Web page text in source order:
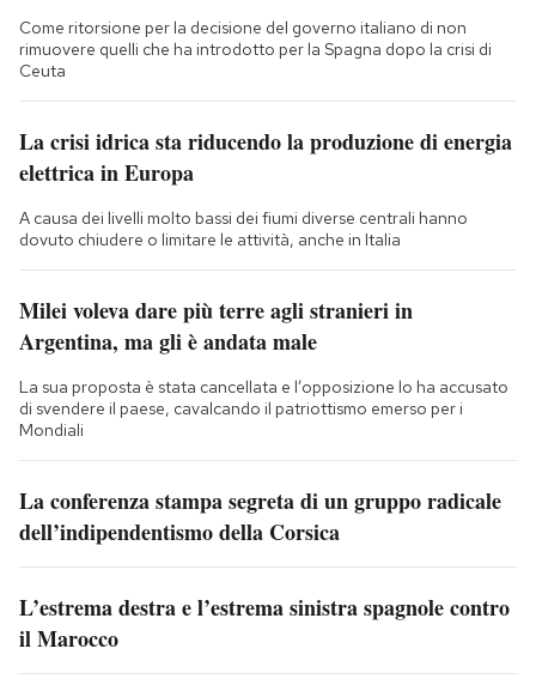
Come ritorsione per la decisione del governo italiano di non
rimuovere quelli che ha introdotto per la Spagna dopo la crisi di
Ceuta
La crisi idrica sta riducendo la produzione di energia
elettrica in Europa
A causa dei livelli molto bassi dei fiumi diverse centrali hanno
dovuto chiudere o limitare le attività, anche in Italia
Milei voleva dare più terre agli stranieri in
Argentina, ma gli è andata male
La sua proposta è stata cancellata e l’opposizione lo ha accusato
di svendere il paese, cavalcando il patriottismo emerso per i
Mondiali
La conferenza stampa segreta di un gruppo radicale
dell’indipendentismo della Corsica
L’estrema destra e l’estrema sinistra spagnole contro
il Marocco